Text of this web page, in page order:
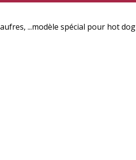
...modèle spécial pour hot dog